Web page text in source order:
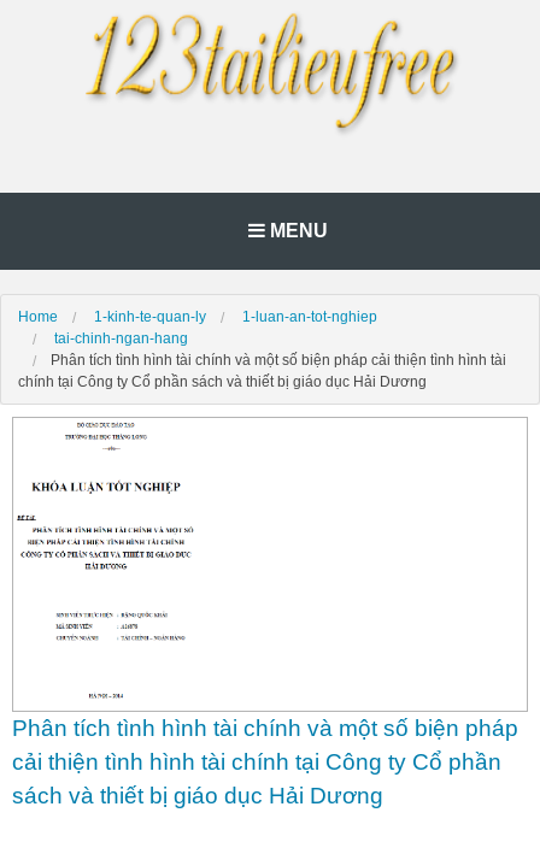
MENU
Home 1-kinh-te-quan-ly
1-luan-an-tot-nghiep
tai-chinh-ngan-hang
Phân tích tình hình tài chính và một số biện pháp cải thiện tình hình tài
chính tại Công ty Cổ phần sách và thiết bị giáo dục Hải Dương
Phân tích tình hình tài chính và một số biện pháp
cải thiện tình hình tài chính tại Công ty Cổ phần
sách và thiết bị giáo dục Hải Dương